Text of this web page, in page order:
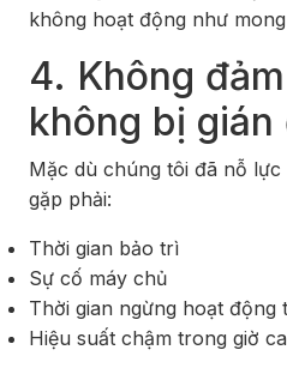
không hoạt động như
4. Không
không bị gián
Mặc dù chúng tôi đã nỗ
gặp phải:
Thời gian bảo trì
Sự cố máy chủ
Thời gian ngừng hoạt động
Hiệu suất chậm trong giờ